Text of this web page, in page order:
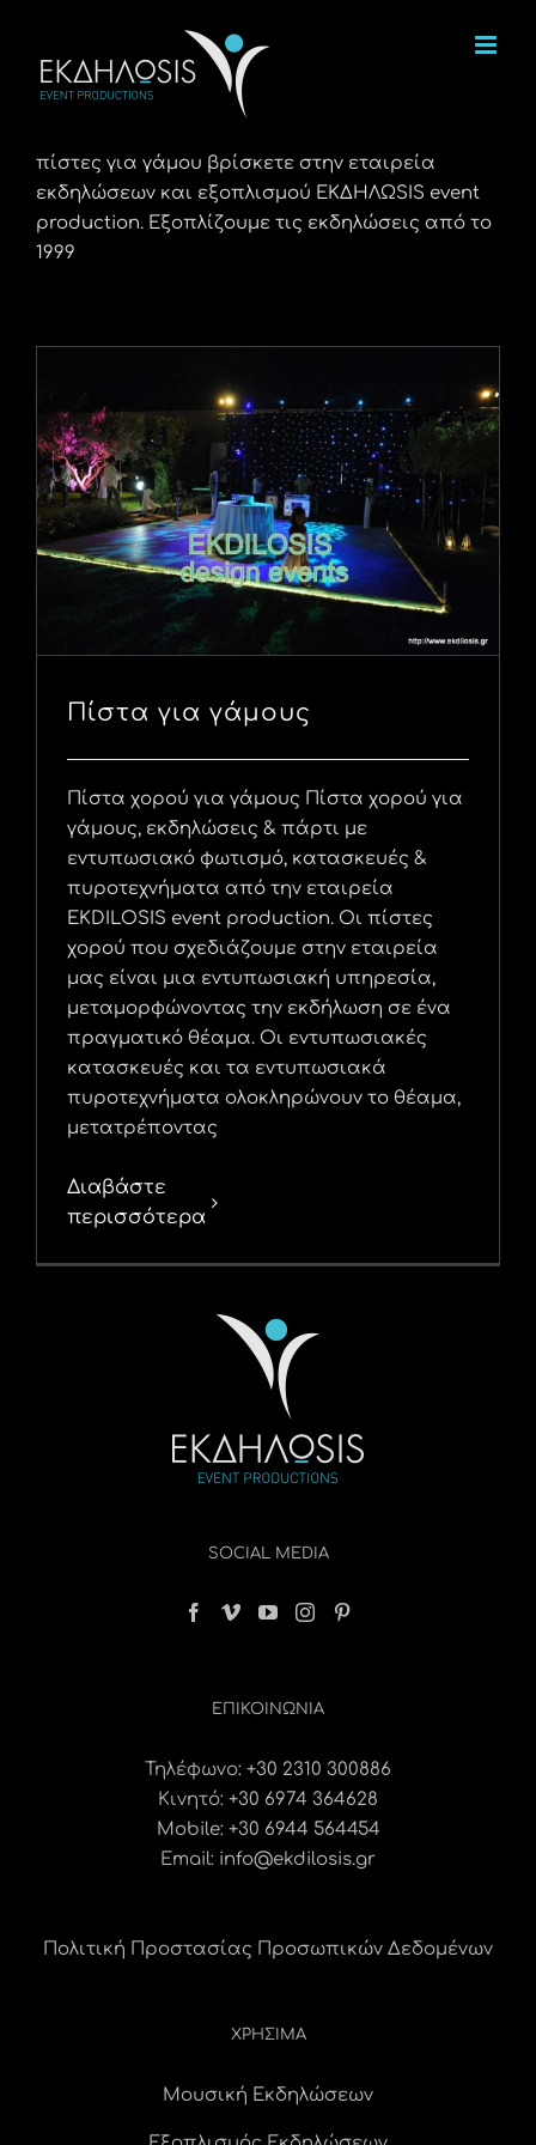
περιεχόμενο
πίστες για γάμου βρίσκετε στην εταιρεία
εκδηλώσεων και εξοπλισμού ΕΚΔΗΛΩSIS event
production. Εξοπλίζουμε τις εκδηλώσεις από το
1999
Πίστα για γάμους
Πίστα χορού για γάμους Πίστα χορού για
γάμους, εκδηλώσεις & πάρτι με
εντυπωσιακό φωτισμό, κατασκευές &
πυροτεχνήματα από την εταιρεία
EKDILOSIS event production. Οι πίστες
χορού που σχεδιάζουμε στην εταιρεία
μας είναι μια εντυπωσιακή υπηρεσία,
μεταμορφώνοντας την εκδήλωση σε ένα
πραγματικό θέαμα. Οι εντυπωσιακές
κατασκευές και τα εντυπωσιακά
πυροτεχνήματα ολοκληρώνουν το θέαμα,
μετατρέποντας
Διαβάστε
περισσότερα
SOCIAL MEDIA
ΕΠΙΚΟΙΝΩΝΊΑ
Τηλέφωνο: +30 2310 300886
Κινητό: +30 6974 364628
Mobile: +30 6944 564454
Email: info@ekdilosis.gr
Πολιτική Προστασίας Προσωπικών Δεδομένων
ΧΡΗΣΙΜΑ
Μουσική Εκδηλώσεων